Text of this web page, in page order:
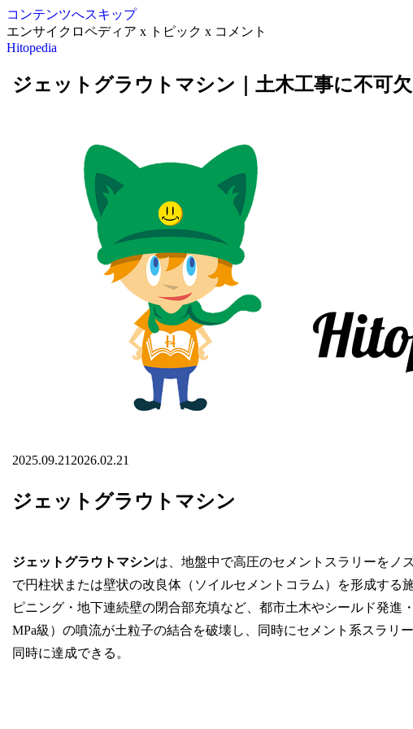
コンテンツへスキップ
エンサイクロペディア x トピック x コメント
Hitopedia
ジェットグラウトマシン｜土木工事に不可
2025.09.21 2026.02.21
ジェットグラウトマシン
ジェットグラウトマシンは、地盤中で高圧のセメントスラリーをノ
で円柱状または壁状の改良体（ソイルセメントコラム）を形成する
ピニング・地下連続壁の閉合部充填など、都市土木やシールド発進
MPa級）の噴流が土粒子の結合を破壊し、同時にセメント系スラリ
同時に達成できる。